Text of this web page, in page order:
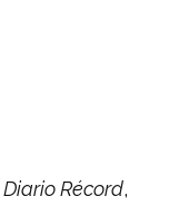
Diario Récord,